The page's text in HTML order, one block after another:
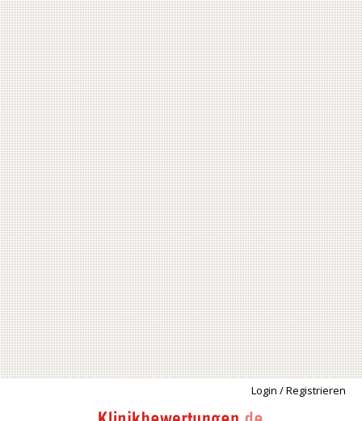
Login / Registrieren